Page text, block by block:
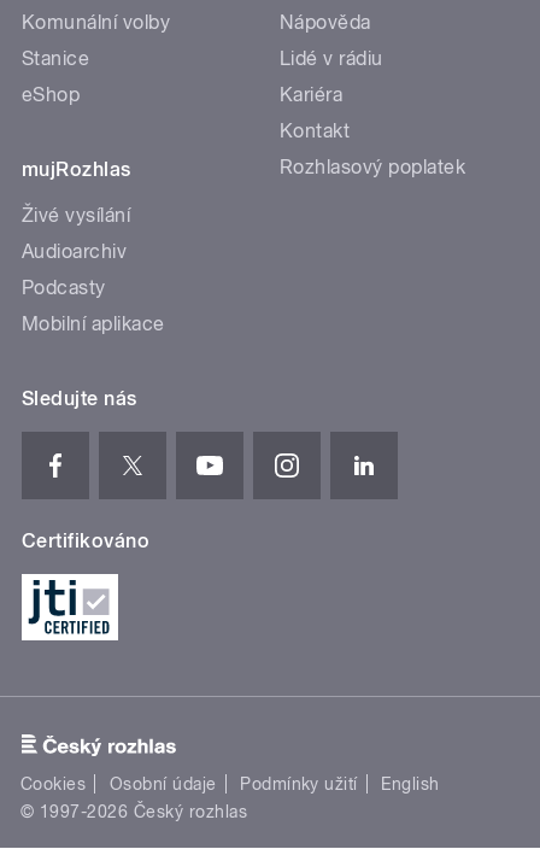
Komunální volby
Stanice
eShop
mujRozhlas
Živé vysílání
Audioarchiv
Podcasty
Mobilní aplikace
Nápověda
Lidé v rádiu
Kariéra
Kontakt
Rozhlasový poplatek
Sledujte nás
Certifikováno
Cookies Osobní údaje Podmínky užití
English
© 1997-2026 Český rozhlas